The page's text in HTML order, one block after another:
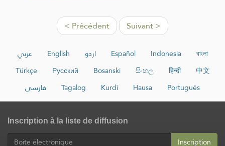
< Précédent Suivant >
عربي English اردو Español Indonesia
বাংলা
Türkçe
Русский Bosanski සිංහල हिन्दी
中文
فارسی
Tagalog Kurdî Hausa Português
Inscription à la liste de diffusion
Inscription